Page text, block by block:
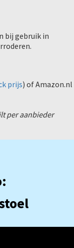
bij gebruik in
prijs) of Amazon.nl
per aanbieder